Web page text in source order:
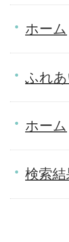
ホーム
ふれ
ホーム
検索結